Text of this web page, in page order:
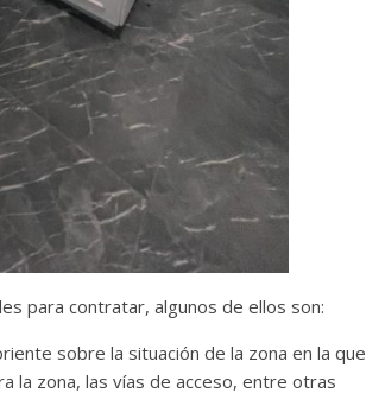
para contratar, algunos de ellos son:
sobre la situación de la zona en la que
la zona, las vías de acceso, entre otras